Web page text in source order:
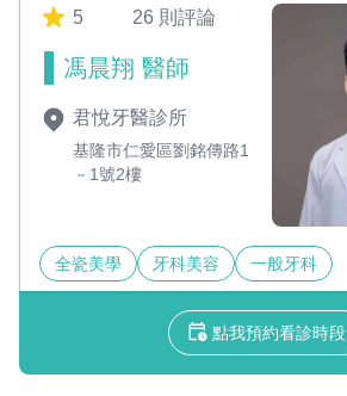
5 26 則評論
馮晨翔 醫師
君悅牙醫診所
基隆市仁愛區劉銘傳路1
－1號2樓
全瓷美學 牙科美容 一般牙科
點我預約看診時段